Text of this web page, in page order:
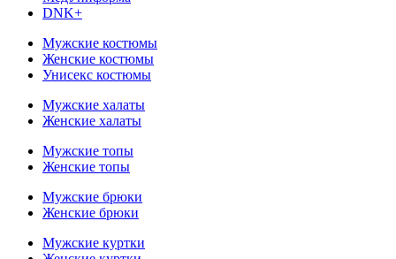
DNK+
Мужские костюмы
Женские костюмы
Унисекс костюмы
Мужские халаты
Женские халаты
Мужские топы
Женские топы
Мужские брюки
Женские брюки
Мужские куртки